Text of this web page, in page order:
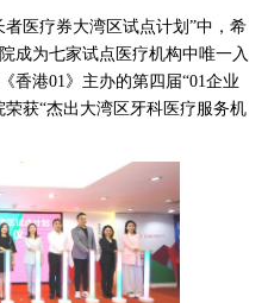
医疗券大湾区试点计划”中，希
成为七家试点医疗机构中唯一入
香港01》主办的第四届“01企业
获“杰出大湾区牙科医疗服务机